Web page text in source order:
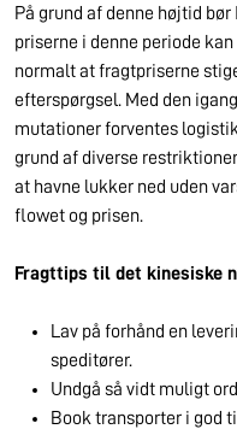
På grund af denne højtid
priserne i denne periode
normalt at fragtpriserne
efterspørgsel. Med den
mutationer forventes
grund af diverse
at havne lukker ned uden
flowet og prisen.
Fragttips til det kinesiske
Lav på forhånd en
speditører.
Undgå så vidt muligt
Book transporter i god